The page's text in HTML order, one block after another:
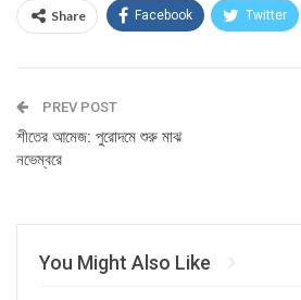
Share Facebook Twitter
PREV POST
শীতের আমেজ: পুরোদমে শুরু মাঝ
নভেম্বরে
You Might Also Like